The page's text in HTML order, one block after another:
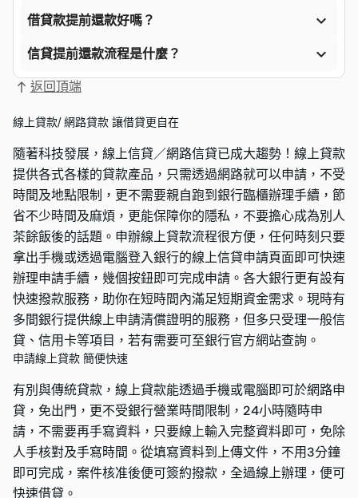
借貸款提前還款好嗎？ 
信貸提前還款流程是什麼？ 
返回頂端
線上貸款/ 網路貸款 讓借貸更自在
隨著科技發展，線上信貸／網路信貸已成大趨勢！線上貸款
提供各式各樣的貸款產品，只需透過網路就可以申請，不受
時間及地點限制，更不需要親自跑到銀行臨櫃辦理手續，節
省不少時間及麻煩，更能保障你的隱私，不要擔心成為別人
茶餘飯後的話題。申辦線上貸款流程很方便，任何時刻只要
拿出手機或透過電腦登入銀行的線上信貸申請頁面即可快速
辦理申請手續，幾個按鈕即可完成申請。各大銀行更有設有
快速撥款服務，助你在短時間內滿足短期資金需求。現時有
多間銀行提供線上申請清償證明的服務，但多只受理一般信
貸、信用卡等項目，若有需要可至銀行官方網站查詢。
申請線上貸款 簡便快速
有別與傳統貸款，線上貸款能透過手機或電腦即可於網路申
貸，免出門，更不受銀行營業時間限制，24小時隨時申
請，不需要再手寫資料，只要線上輸入完整資料即可，免除
人手核對及手寫時間。從填寫資料到上傳文件，不用3分鐘
即可完成，案件核准後便可簽約撥款，全過線上辦理，便可
快速借貸。